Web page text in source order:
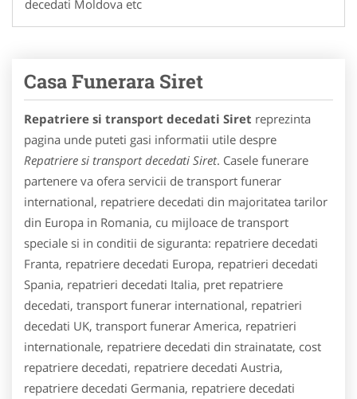
decedati Moldova etc
Casa Funerara Siret
Repatriere si transport decedati Siret reprezinta
pagina unde puteti gasi informatii utile despre
Repatriere si transport decedati Siret. Casele funerare
partenere va ofera servicii de transport funerar
international, repatriere decedati din majoritatea tarilor
din Europa in Romania, cu mijloace de transport
speciale si in conditii de siguranta: repatriere decedati
Franta, repatriere decedati Europa, repatrieri decedati
Spania, repatrieri decedati Italia, pret repatriere
decedati, transport funerar international, repatrieri
decedati UK, transport funerar America, repatrieri
internationale, repatriere decedati din strainatate, cost
repatriere decedati, repatriere decedati Austria,
repatriere decedati Germania, repatriere decedati